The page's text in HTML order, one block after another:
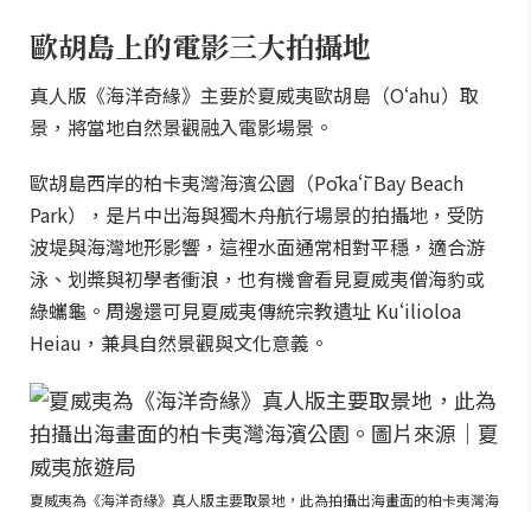
歐胡島上的電影三大拍攝地
真人版《海洋奇緣》主要於夏威夷歐胡島（Oʻahu）取
景，將當地自然景觀融入電影場景。
歐胡島西岸的柏卡夷灣海濱公園（Pōkaʻī Bay Beach
Park），是片中出海與獨木舟航行場景的拍攝地，受防
波堤與海灣地形影響，這裡水面通常相對平穩，適合游
泳、划槳與初學者衝浪，也有機會看見夏威夷僧海豹或
綠蠵龜。周邊還可見夏威夷傳統宗教遺址 Kuʻilioloa
Heiau，兼具自然景觀與文化意義。
夏威夷為《海洋奇緣》真人版主要取景地，此為拍攝出海畫面的柏卡夷灣海